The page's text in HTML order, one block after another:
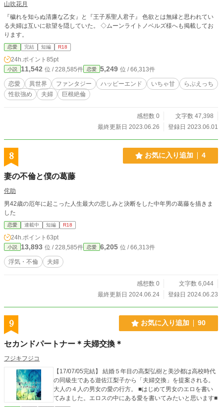
山吹花月
『穢れを知らぬ清廉な乙女』と『王子系聖人君子』 色欲とは無縁と思われてい
る夫婦は互いに欲望を隠していた。 ◇ムーンライトノベルズ様へも掲載してお
ります。
恋愛 完結 短編 R18
24h.ポイント 85pt
小説 11,542 位 / 228,585件 恋愛 5,249 位 / 66,313件
恋愛 異世界 ファンタジー ハッピーエンド いちゃ甘
らぶえっち
性欲強め
夫婦 巨根絶倫
感想数 0
文字数 47,398
最終更新日 2023.06.26
登録日 2023.06.01
8 お気に入り追加 4
妻の不倫と僕の葛藤
侘助
男42歳の厄年に起こった人生最大の悲しみと決断をした中年男の葛藤を描きま
した
恋愛 連載中 短編 R18
24h.ポイント 63pt
小説 13,893 位 / 228,585件 恋愛 6,205 位 / 66,313件
浮気・不倫 夫婦
感想数 0
文字数 6,044
最終更新日 2024.06.24
登録日 2024.06.23
9 お気に入り追加 90
セカンドパートナー＊夫婦交換＊
フジキフジコ
【17/07/05完結】 結婚５年目の高梨弘樹と美沙都は高校時代
の同級生である遊佐江梨子から「夫婦交換」を提案される。
大人の４人の男女の愛の行方。 ■はじめて男女のエロを書い
てみました。エロスの中にある愛を書いてみたいと思います■